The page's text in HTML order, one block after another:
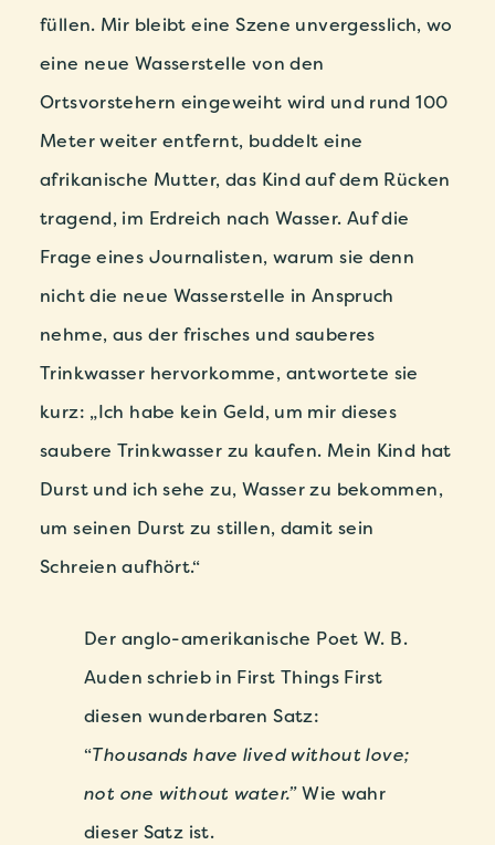
füllen. Mir bleibt eine Szene unvergesslich, wo
eine neue Wasserstelle von den
Ortsvorstehern eingeweiht wird und rund 100
Meter weiter entfernt, buddelt eine
afrikanische Mutter, das Kind auf dem Rücken
tragend, im Erdreich nach Wasser. Auf die
Frage eines Journalisten, warum sie denn
nicht die neue Wasserstelle in Anspruch
nehme, aus der frisches und sauberes
Trinkwasser hervorkomme, antwortete sie
kurz: „Ich habe kein Geld, um mir dieses
saubere Trinkwasser zu kaufen. Mein Kind hat
Durst und ich sehe zu, Wasser zu bekommen,
um seinen Durst zu stillen, damit sein
Schreien aufhört.“
Der anglo-amerikanische Poet W. B.
Auden schrieb in First Things First
diesen wunderbaren Satz:
“Thousands have lived without love;
not one without water.”Wie wahr
dieser Satz ist.